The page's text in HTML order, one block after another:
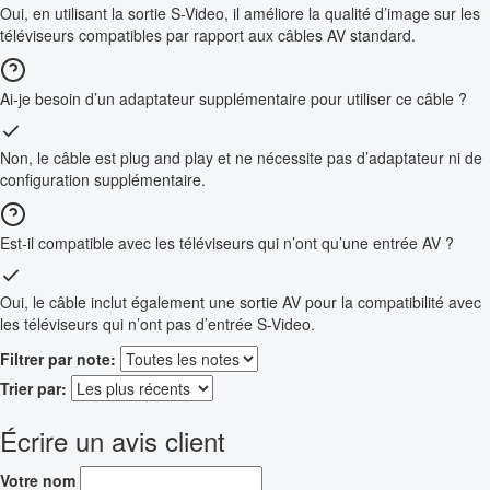
Oui, en utilisant la sortie S-Video, il améliore la qualité d’image sur les
téléviseurs compatibles par rapport aux câbles AV standard.
Ai-je besoin d’un adaptateur supplémentaire pour utiliser ce câble ?
Non, le câble est plug and play et ne nécessite pas d’adaptateur ni de
configuration supplémentaire.
Est-il compatible avec les téléviseurs qui n’ont qu’une entrée AV ?
Oui, le câble inclut également une sortie AV pour la compatibilité avec
les téléviseurs qui n’ont pas d’entrée S-Video.
Filtrer par note:
Trier par:
Écrire un avis client
Votre nom